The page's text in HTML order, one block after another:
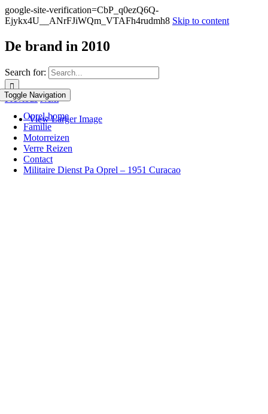
google-site-verification=CbP_q0ezQ6Q-
Ejykx4U__ANrFJiWQm_VTAFh4rudmh8 Skip to content
Toggle Navigation
Oprel-home
Familie
Motorreizen
Verre Reizen
Contact
Militaire Dienst Pa Oprel – 1951 Curacao
De brand in 2010
Search for:
Previous Next
View Larger Image